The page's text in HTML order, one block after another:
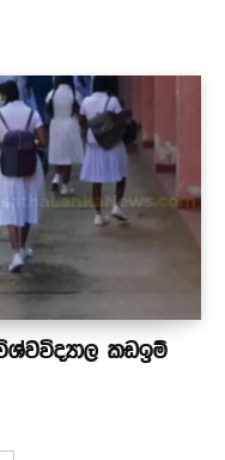
කඩඉම්